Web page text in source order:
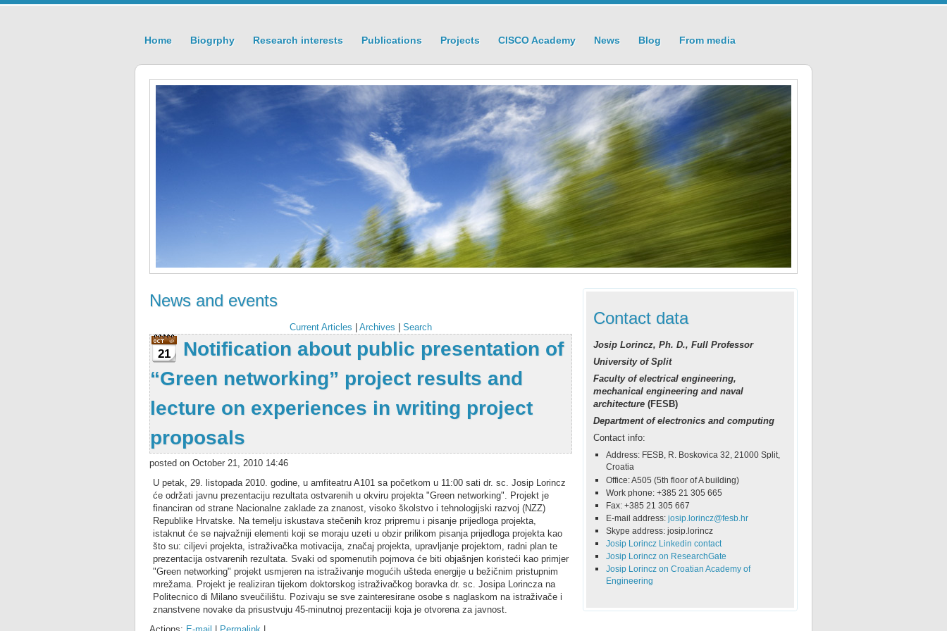
Home Biogrphy Research interests Publications Projects CISCO Academy News Blog From media
News and events
Current Articles Archives Search
21
Notification about public presentation of
“Green networking” project results and
lecture on experiences in writing project
proposals
posted on October 21, 2010 14:46
U petak, 29. listopada 2010. godine, u amfiteatru A101 sa početkom u 11:00 sati dr. sc. Josip Lorincz
će održati javnu prezentaciju rezultata ostvarenih u okviru projekta "Green networking". Projekt je
financiran od strane Nacionalne zaklade za znanost, visoko školstvo i tehnologijski razvoj (NZZ)
Republike Hrvatske. Na temelju iskustava stečenih kroz pripremu i pisanje prijedloga projekta,
istaknut će se najvažniji elementi koji se moraju uzeti u obzir prilikom pisanja prijedloga projekta kao
što su: ciljevi projekta, istraživačka motivacija, značaj projekta, upravljanje projektom, radni plan te
prezentacija ostvarenih rezultata. Svaki od spomenutih pojmova će biti objašnjen koristeći kao primjer
"Green networking" projekt usmjeren na istraživanje mogućih ušteda energije u bežičnim pristupnim
mrežama. Projekt je realiziran tijekom doktorskog istraživačkog boravka dr. sc. Josipa Lorincza na
Politecnico di Milano sveučilištu. Pozivaju se sve zainteresirane osobe s naglaskom na istraživače i
znanstvene novake da prisustvuju 45-minutnoj prezentaciji koja je otvorena za javnost.
Contact data
Josip Lorincz, Ph. D., Full Professor
University of Split
Faculty of electrical engineering,
mechanical engineering and naval
architecture (FESB)
Department of electronics and computing
Contact info:
Address: FESB, R. Boskovica 32, 21000 Split,
Croatia
Office: A505 (5th floor of A building)
Work phone: +385 21 305 665
Fax: +385 21 305 667
E-mail address: josip.lorincz@fesb.hr
Skype address: josip.lorincz
Josip Lorincz Linkedin contact
Josip Lorincz on ResearchGate
Josip Lorincz on Croatian Academy of
Engineering